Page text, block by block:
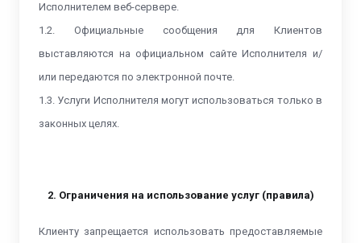
Исполнителем веб-сервере.
1.2. Официальные сообщения для Клиентов
выставляются на официальном сайте Исполнителя и/
или передаются по электронной почте.
1.3. Услуги Исполнителя могут использоваться только в
законных целях.
2. Ограничения на использование услуг (правила)
Клиенту запрещается использовать предоставляемые